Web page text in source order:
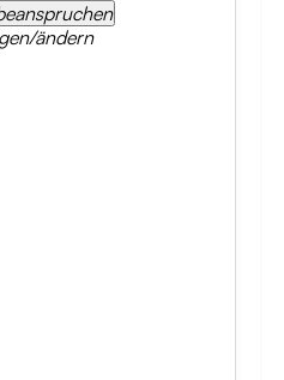
ändern